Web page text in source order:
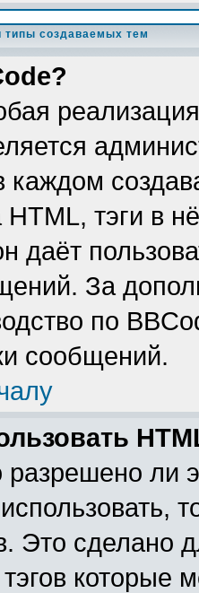
типы создаваемых тем
каждом
тэги в
даёт
За
по
сообщений.
разрешено ли
Это сделано
которые